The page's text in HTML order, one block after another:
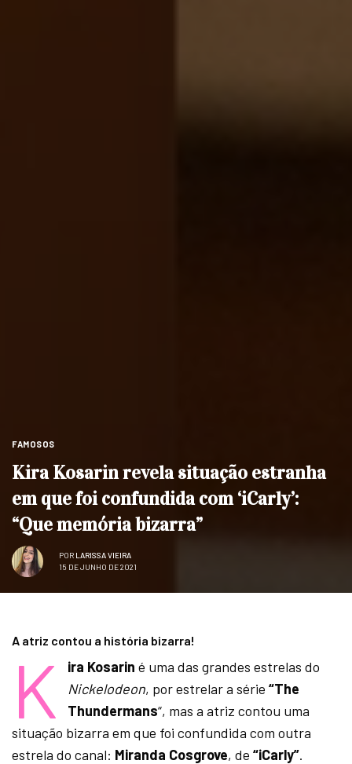
FAMOSOS
Kira Kosarin revela situação estranha
em que foi confundida com ‘iCarly’:
“Que memória bizarra”
POR LARISSA VIEIRA
15 DE JUNHO DE 2021
A atriz contou a história bizarra!
K ira Kosarin é uma das grandes estrelas do
Nickelodeon, por estrelar a série “The
Thundermans“, mas a atriz contou uma
situação bizarra em que foi confundida com outra
estrela do canal: Miranda Cosgrove, de“iCarly”.